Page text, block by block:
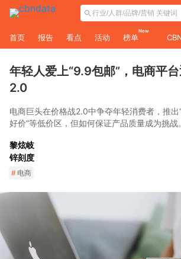
首页 报告 看点 活动 榜单
New
年轻人爱上“9.9包邮”，电商平
2.0
电商巨头在价格战2.0中争夺年轻消费者，推出
好价”等低价区，但如何保证产品质量成为挑战。
黎炫岐
锌刻度
# 电商